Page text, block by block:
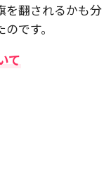
を翻されるかも分
です。
て